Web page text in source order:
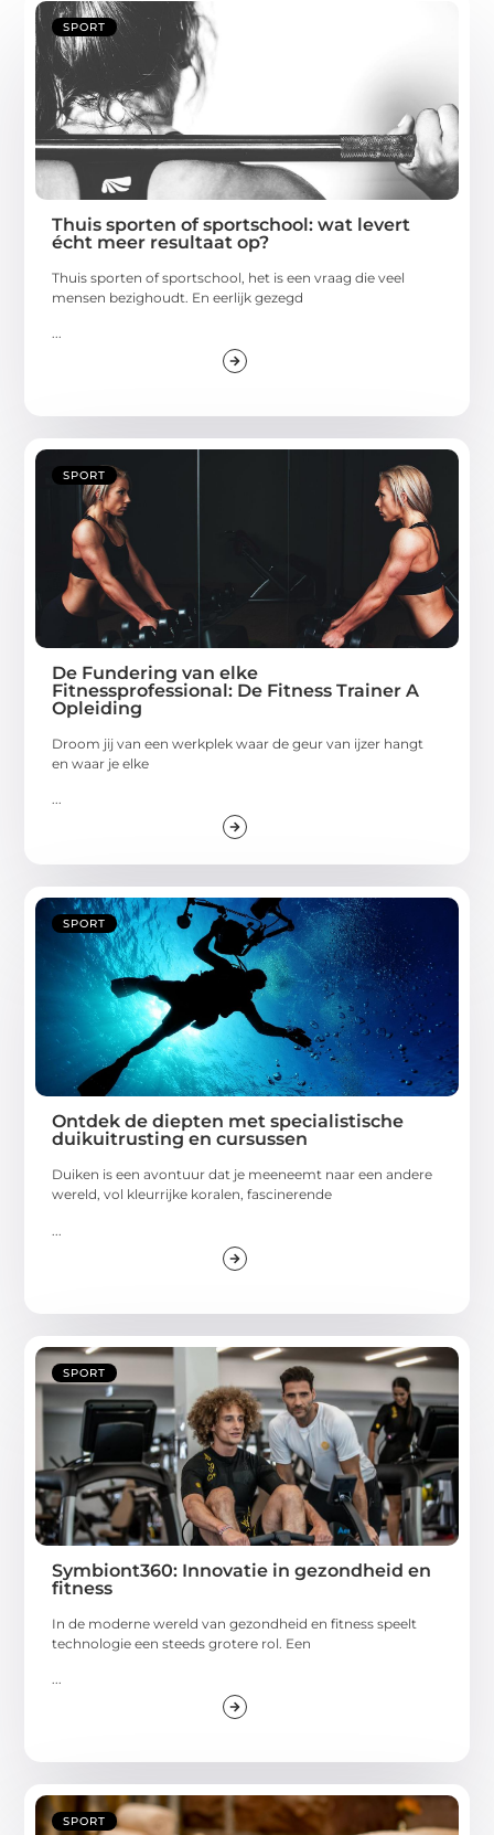
SPORT
Thuis sporten of sportschool: wat levert
écht meer resultaat op?
Thuis sporten of sportschool, het is een vraag die veel
mensen bezighoudt. En eerlijk gezegd
...
SPORT
De Fundering van elke
Fitnessprofessional: De Fitness Trainer A
Opleiding
Droom jij van een werkplek waar de geur van ijzer hangt
en waar je elke
...
SPORT
Ontdek de diepten met specialistische
duikuitrusting en cursussen
Duiken is een avontuur dat je meeneemt naar een andere
wereld, vol kleurrijke koralen, fascinerende
SPORT
Symbiont360: Innovatie in gezondheid en
fitness
In de moderne wereld van gezondheid en fitness speelt
technologie een steeds grotere rol. Een
...
SPORT